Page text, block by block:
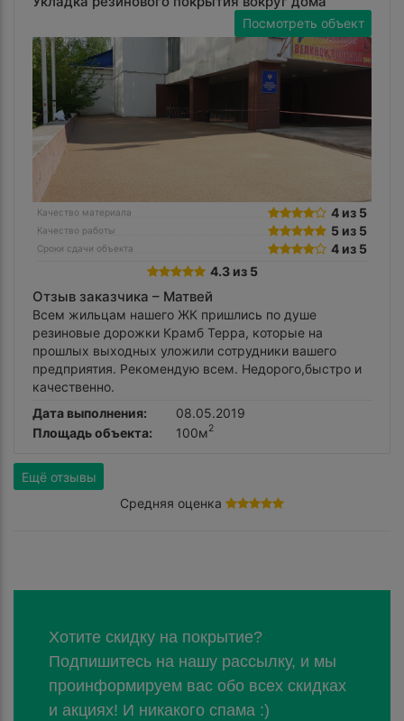
Посмотреть объект
Качество материала 4 из 5
Качество работы 5 из 5
Сроки сдачи объекта
4 из 5
4.3 из 5
Отзыв заказчика – Матвей
Всем жильцам нашего ЖК пришлись по душе
резиновые дорожки Крамб Терра, которые на
прошлых выходных уложили сотрудники вашего
предприятия. Рекомендую всем. Недорого,быстро и
качественно.
Дата выполнения:
08.05.2019
Площадь объекта:
100м2
Ещё отзывы
Средняя оценка
Хотите скидку на покрытие?
Подпишитесь на нашу рассылку, и мы
проинформируем вас обо всех скидках
и акциях! И никакого спама :)